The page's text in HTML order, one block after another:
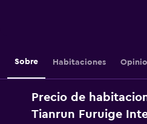
Sobre Habitaciones
Precio de
Tianrun Furuige